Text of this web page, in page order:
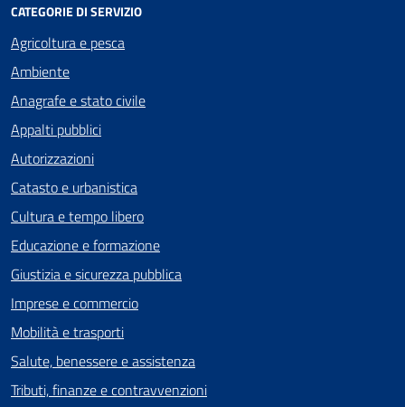
CATEGORIE DI SERVIZIO
Agricoltura e pesca
Ambiente
Anagrafe e stato civile
Appalti pubblici
Autorizzazioni
Catasto e urbanistica
Cultura e tempo libero
Educazione e formazione
Giustizia e sicurezza pubblica
Imprese e commercio
Mobilità e trasporti
Salute, benessere e assistenza
Tributi, finanze e contravvenzioni